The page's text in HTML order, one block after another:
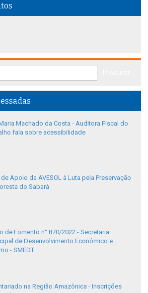
Machado da Costa - Auditora Fiscal do
fala sobre acessibilidade
Apoio da AVESOL à Luta pela Preservação
do Sabará
de Fomento n° 870/2022 - Secretaria
de Desenvolvimento Econômico e
- SMEDT.
na Região Amazônica - Inscrições